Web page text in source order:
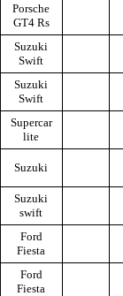
Porsche
GT4 Rs
Suzuki
Swift
Suzuki
Swift
Supercar
lite
Suzuki
Suzuki
swift
Ford
Fiesta
Ford
Fiesta